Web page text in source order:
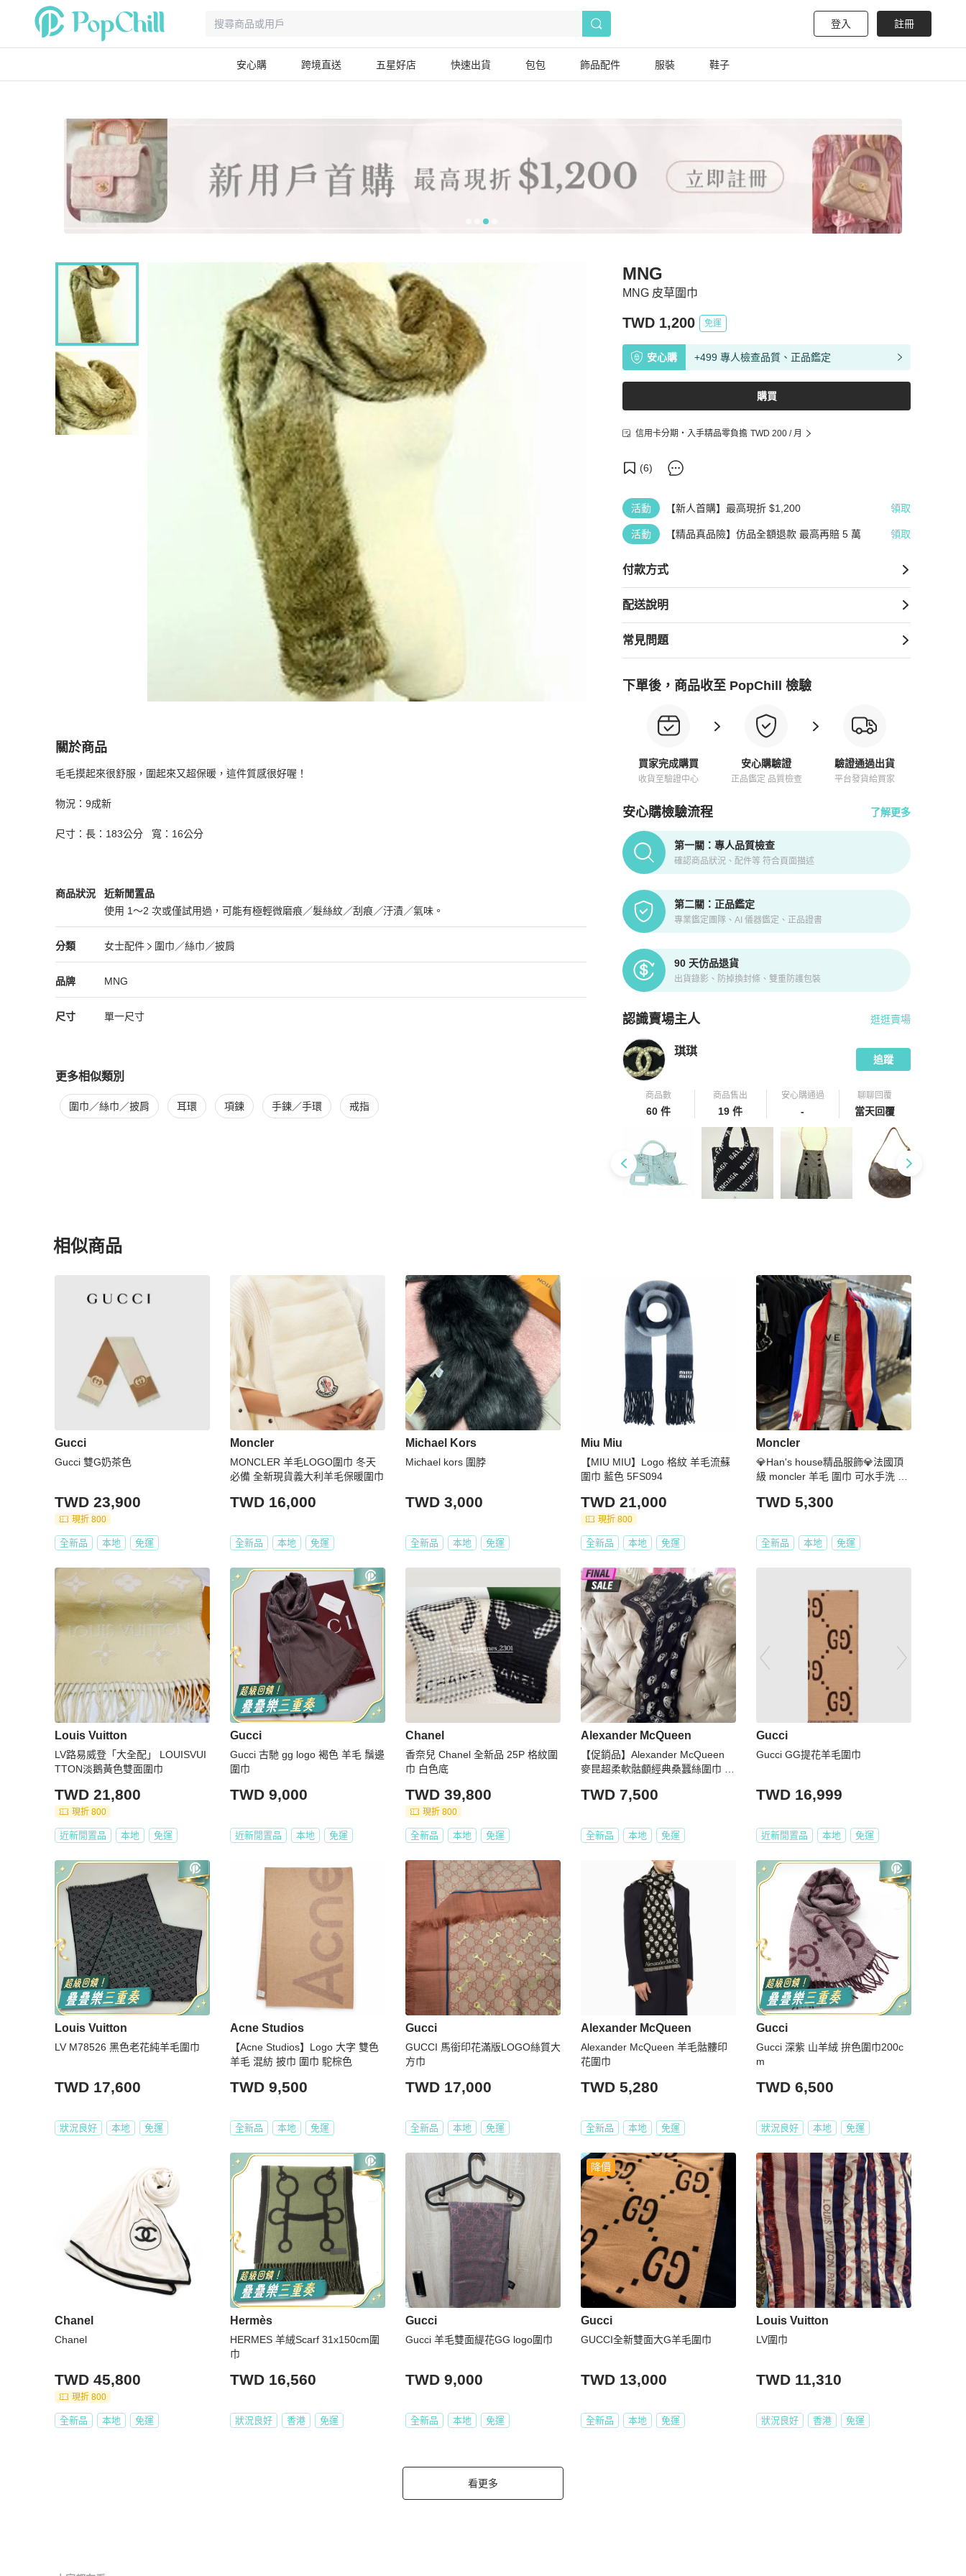
登入 註冊
安心購 跨境直送 五星好店 快速出貨 包包 飾品配件 服裝 鞋子
MNG 皮草圍巾
MNG
TWD 1,200 免運
安心購 +499 專人檢查品質、正品鑑定
購買
信用卡分期・入手精品零負擔 TWD 200 / 月
(6)
活動 【新人首購】最高現折 $1,200 領取
活動 【精品真品險】仿品全額退款 最高再賠 5 萬 領取
付款方式
配送說明
常見問題
下單後，商品收至 PopChill 檢驗
買家完成購買
收貨至驗證中心
安心購驗證
正品鑑定 品質檢查
驗證通過出貨
平台發貨給買家
安心購檢驗流程 了解更多
PopChill拍拍圈正品驗證、安心購檢驗流程介紹
第一關：專人品質檢查
確認商品狀況、配件等 符合頁面描述
第二關：正品鑑定
專業鑑定團隊、AI 儀器鑑定、正品證書
90 天仿品退貨
出貨錄影、防掉換封條、雙重防護包裝
認識賣場主人
PopChill 拍拍圈嚴選賣家
逛逛賣場
琪琪
追蹤
商品數
60 件
商品售出
19 件
安心購通過
-
聊聊回覆
當天回覆
關於商品
關於MNG 皮草圍巾商品詳情與購買須知
毛毛摸起來很舒服，圍起來又超保暖，這件質感很好喔！
物況：9成新
尺寸：長：183公分   寬：16公分
商品狀況
女士配件商品狀態與細節
近新閒置品
使用 1～2 次或僅試用過，可能有極輕微磨痕／髮絲紋／刮痕／汙漬／氣味。
近新閒置品
分類
女士配件 分類資訊
女士配件
圍巾／絲巾／披肩
女士配件/圍巾／絲巾／披肩推薦
品牌
精品女士配件品牌介紹
MNG
尺寸 單一尺寸
更多相似類別
更多女士配件 相似商品推薦
圍巾／絲巾／披肩 耳環 項鍊 手鍊／手環 戒指
相似商品
Gucci
Gucci 雙G奶茶色
TWD 23,900
現折 800
全新品 本地 免運
Moncler
MONCLER 羊毛LOGO圍巾 冬天
必備 全新現貨義大利羊毛保暖圍巾
TWD 16,000
全新品 本地 免運
Michael Kors
Michael kors 圍脖
TWD 3,000
全新品 本地 免運
Miu Miu
【MIU MIU】Logo 格紋 羊毛流蘇
圍巾 藍色 5FS094
TWD 21,000
現折 800
全新品 本地 免運
Moncler
💎Han's house精品服飾💎法國頂
級 moncler 羊毛 圍巾 可水手洗 現
TWD 5,300
全新品 本地 免運
Louis Vuitton
LV路易威登「大全配」 LOUISVUI
TTON淡鵝黃色雙面圍巾
TWD 21,800
現折 800
近新閒置品 本地 免運
Gucci
Gucci 古馳 gg logo 褐色 羊毛 鬚邊
圍巾
TWD 9,000
近新閒置品 本地 免運
Chanel
香奈兒 Chanel 全新品 25P 格紋圍
巾 白色底
TWD 39,800
現折 800
全新品 本地 免運
Alexander McQueen
【促銷品】Alexander McQueen
麥昆超柔軟骷顱經典桑蠶絲圍巾 黑
TWD 7,500
全新品 本地 免運
Gucci
Gucci GG提花羊毛圍巾
TWD 16,999
近新閒置品 本地 免運
Louis Vuitton
LV M78526 黑色老花純羊毛圍巾
TWD 17,600
狀況良好 本地 免運
Acne Studios
【Acne Studios】Logo 大字 雙色
羊毛 混紡 披巾 圍巾 駝棕色
TWD 9,500
全新品 本地 免運
Gucci
GUCCI 馬銜印花滿版LOGO絲質大
方巾
TWD 17,000
全新品 本地 免運
Alexander McQueen
Alexander McQueen 羊毛骷髏印
花圍巾
TWD 5,280
全新品 本地 免運
Gucci
Gucci 深紫 山羊絨 拚色圍巾200c
m
TWD 6,500
狀況良好 本地 免運
Chanel
Chanel
TWD 45,800
現折 800
全新品 本地 免運
Hermès
HERMES 羊絨Scarf 31x150cm圍
巾
TWD 16,560
狀況良好 香港 免運
Gucci
Gucci 羊毛雙面緹花GG logo圍巾
TWD 9,000
全新品 本地 免運
降價
Gucci
GUCCI全新雙面大G羊毛圍巾
TWD 13,000
全新品 本地 免運
Louis Vuitton
LV圍巾
TWD 11,310
狀況良好 香港 免運
看更多